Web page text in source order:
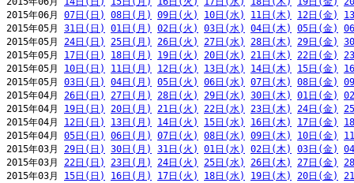
2015年06月 07日(日) 08日(月) 09日(火) 10日(水) 11日(木) 12日(金)
2015年05月 31日(日) 01日(月) 02日(火) 03日(水) 04日(木) 05日(金)
2015年05月 24日(日) 25日(月) 26日(火) 27日(水) 28日(木) 29日(金)
2015年05月 17日(日) 18日(月) 19日(火) 20日(水) 21日(木) 22日(金)
2015年05月 10日(日) 11日(月) 12日(火) 13日(水) 14日(木) 15日(金)
2015年05月 03日(日) 04日(月) 05日(火) 06日(水) 07日(木) 08日(金)
2015年04月 26日(日) 27日(月) 28日(火) 29日(水) 30日(木) 01日(金)
2015年04月 19日(日) 20日(月) 21日(火) 22日(水) 23日(木) 24日(金)
2015年04月 12日(日) 13日(月) 14日(火) 15日(水) 16日(木) 17日(金)
2015年04月 05日(日) 06日(月) 07日(火) 08日(水) 09日(木) 10日(金)
2015年03月 29日(日) 30日(月) 31日(火) 01日(水) 02日(木) 03日(金)
2015年03月 22日(日) 23日(月) 24日(火) 25日(水) 26日(木) 27日(金)
2015年03月 15日(日) 16日(月) 17日(火) 18日(水) 19日(木) 20日(金)